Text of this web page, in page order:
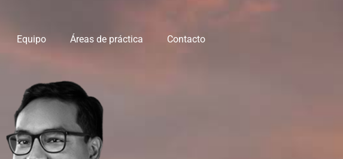
Equipo Áreas de práctica Contacto